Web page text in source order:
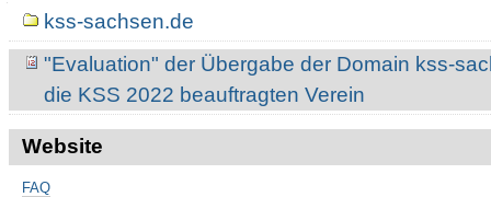
Navigationkss-sachsen.de
"Evaluation" der Übergabe der Domain kss-
die KSS 2022 beauftragten Verein
Website
FAQ